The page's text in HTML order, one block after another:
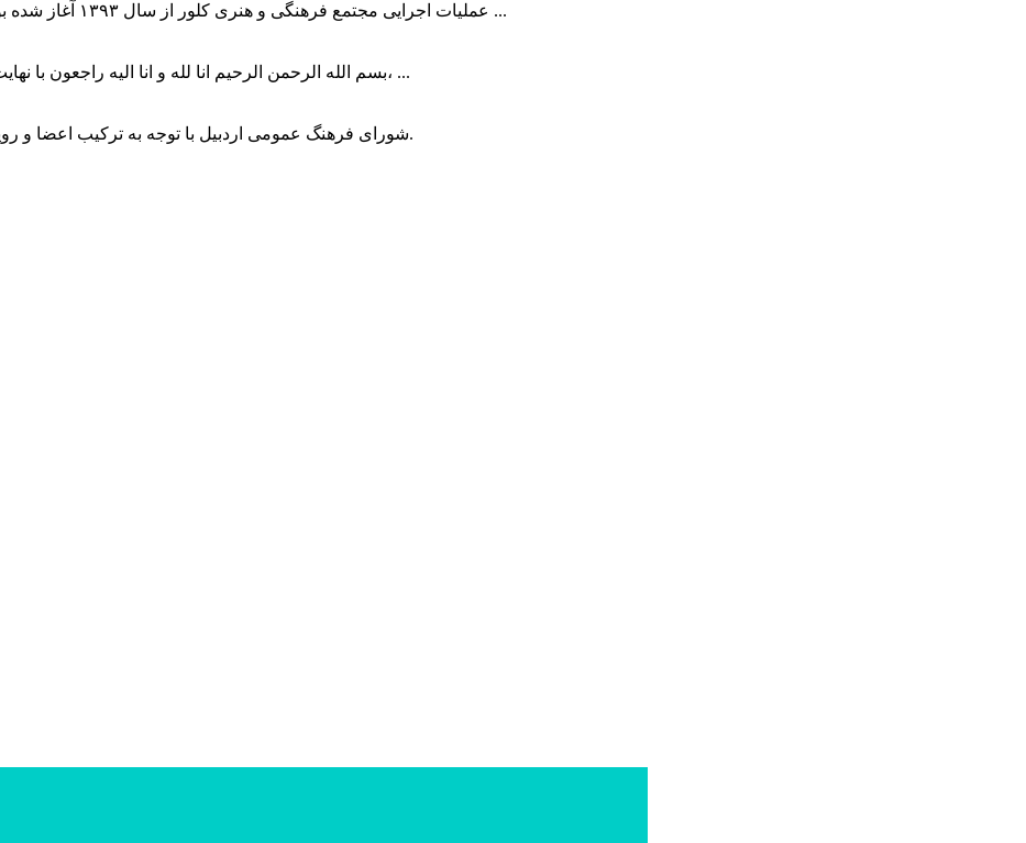
عملیات اجرایی مجتمع فرهنگی و هنری کلور از سال ۱۳۹۳ آغاز شده بود که با عنایت وزیر فرهنگ و ارشاد اسلامی دولت چهاردهم و با ...
بسم الله الرحمن الرحیم انا لله و انا الیه راجعون با نهایت تاثر و تاسف باخبر شدیم هنرمند برجسته ایران و فرزند اردبیل، ...
شورای فرهنگ عمومی اردبیل با توجه به ترکیب اعضا و رویکرد عملیاتی، می‌تواند الگویی برای سایر استان‌های کشور باشد.